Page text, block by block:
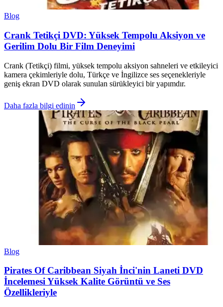
Blog
Crank Tetikçi DVD: Yüksek Tempolu Aksiyon ve
Gerilim Dolu Bir Film Deneyimi
Crank (Tetikçi) filmi, yüksek tempolu aksiyon sahneleri ve etkileyici
kamera çekimleriyle dolu, Türkçe ve İngilizce ses seçenekleriyle
geniş ekran DVD olarak sunulan sürükleyici bir yapımdır.
Daha fazla bilgi edinin
Blog
Pirates Of Caribbean Siyah İnci'nin Laneti DVD
İncelemesi Yüksek Kalite Görüntü ve Ses
Özellikleriyle